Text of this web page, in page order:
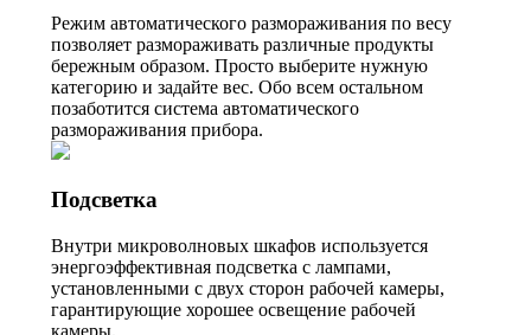
Режим автоматического размораживания по весу
позволяет размораживать различные продукты
бережным образом. Просто выберите нужную
категорию и задайте вес. Обо всем остальном
позаботится система автоматического
размораживания прибора.
Подсветка
Внутри микроволновых шкафов используется
энергоэффективная подсветка с лампами,
установленными с двух сторон рабочей камеры,
гарантирующие хорошее освещение рабочей
камеры.